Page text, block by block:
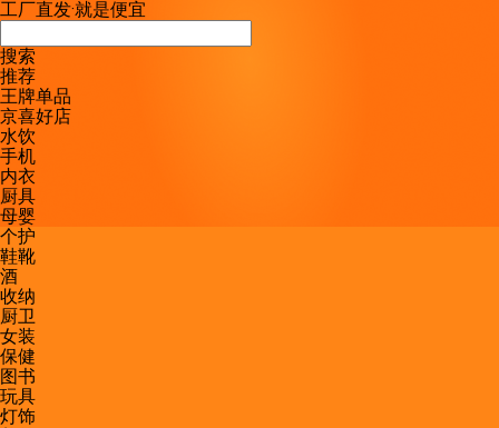
工厂直发·就是便宜
搜索
推荐
王牌单品
京喜好店
水饮
手机
内衣
厨具
母婴
个护
鞋靴
酒
收纳
厨卫
女装
保健
图书
玩具
灯饰